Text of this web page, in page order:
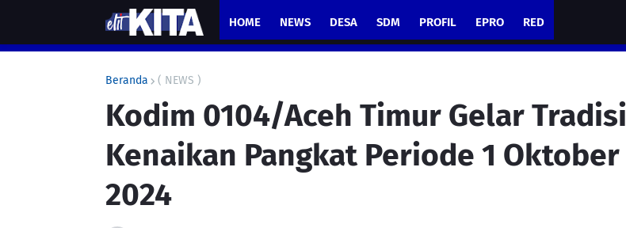
HOME NEWS DESA SDM PROFIL EPRO RED
Beranda ( NEWS )
Kodim 0104/Aceh Timur Gelar Tradisi
Kenaikan Pangkat Periode 1 Oktober
2024